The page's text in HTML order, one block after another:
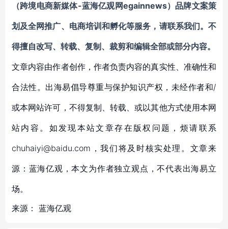
（跨境电商新媒体-蓝海亿观网egainnews）品牌文案策
划及全网推广、电商培训和孵化等服务 ，请联系我们。不
得擅自改写、转载、复制、裁剪和编辑全部或部分内容。
文章内容由作者创作，作者负责内容的真实性、准确性和
合法性。出海易倡导尊重与保护知识产权，未经作者和/
或本网站许可，不得复制、转载、或以其他方式使用本网
站内容。如发现本站文章存在版权问题，烦请联系
chuhaiyi@baidu.com，我们将及时核实处理。文章来
源：蓝海亿观，本文为作者独立观点，不代表出海易立
场。
来源： 蓝海亿观